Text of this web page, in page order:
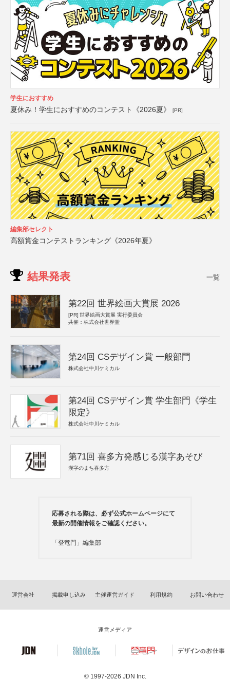
学生におすすめ
夏休み！学生におすすめのコンテスト《2026夏》 [PR]
編集部セレクト
高額賞金コンテストランキング《2026年夏》
結果発表 一覧
第22回 世界絵画大賞展 2026
[PR] 世界絵画大賞展 実行委員会
共催：株式会社世界堂
第24回 CSデザイン賞 一般部門
株式会社中川ケミカル
第24回 CSデザイン賞 学生部門《学生
限定》
株式会社中川ケミカル
第71回 喜多方発感じる漢字あそび
漢字のまち喜多方
応募される際は、必ず公式ホームページにて
最新の開催情報をご確認ください。
「登竜門」編集部
運営会社 掲載申し込み 主催運営ガイド 利用規約 お問い合わせ
運営メディア
© 1997-2026 JDN Inc.